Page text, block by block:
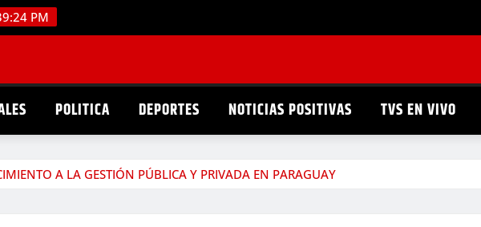
PM
POLITICA DEPORTES NOTICIAS POSITIVAS TVS EN VIVO
A LA GESTIÓN PÚBLICA Y PRIVADA EN PARAGUAY